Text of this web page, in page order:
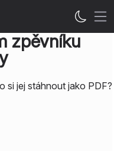
zpěvníku
si jej stáhnout jako PDF?